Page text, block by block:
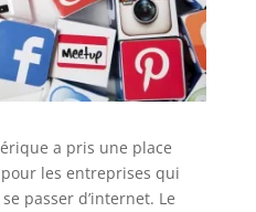
a pris une place
les entreprises qui
passer d’internet. Le